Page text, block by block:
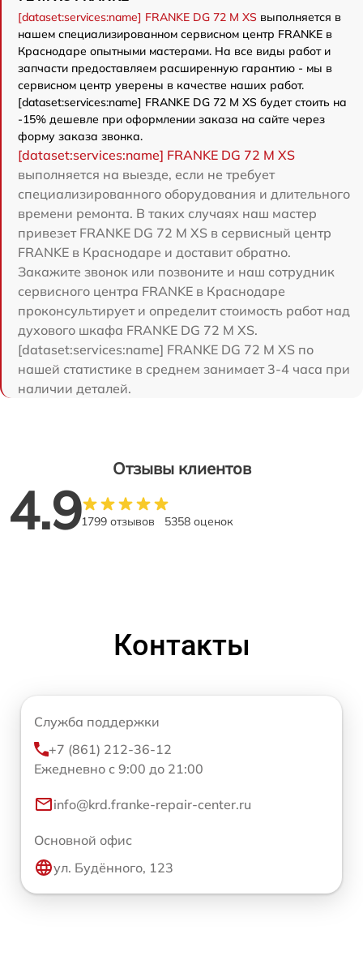
[dataset:services:name] FRANKE DG 72 M XS выполняется в
нашем специализированном сервисном центр FRANKE в
Краснодаре опытными мастерами. На все виды работ и
запчасти предоставляем расширенную гарантию - мы в
сервисном центр уверены в качестве наших работ.
[dataset:services:name] FRANKE DG 72 M XS будет стоить на
-15% дешевле при оформлении заказа на сайте через
форму заказа звонка.
[dataset:services:name] FRANKE DG 72 M XS
выполняется на выезде, если не требует
специализированного оборудования и длительного
времени ремонта. В таких случаях наш мастер
привезет FRANKE DG 72 M XS в сервисный центр
FRANKE в Краснодаре и доставит обратно.
Закажите звонок или позвоните и наш сотрудник
сервисного центра FRANKE в Краснодаре
проконсультирует и определит стоимость работ над
духового шкафа FRANKE DG 72 M XS.
[dataset:services:name] FRANKE DG 72 M XS по
нашей статистике в среднем занимает 3-4 часа при
наличии деталей.
Отзывы клиентов
4.91799 отзывов 5358 оценок
Контакты
Служба поддержки
+7 (861) 212-36-12
Ежедневно с 9:00 до 21:00
info@krd.franke-repair-center.ru
Основной офис
ул. Будённого, 123